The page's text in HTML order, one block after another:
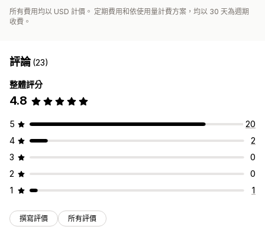
所有費用均以 USD 計價。 定期費用和依使用量計費方案，均以 30 天為週期
收費。
評論(23)
整體評分
4.8
5
20
4
2
3
0
2
0
1
1
撰寫評價 所有評價